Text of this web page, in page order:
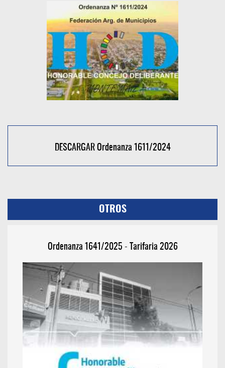
DESCARGAR Ordenanza 1611/2024
OTROS
Ordenanza 1641/2025 - Tarifaria 2026